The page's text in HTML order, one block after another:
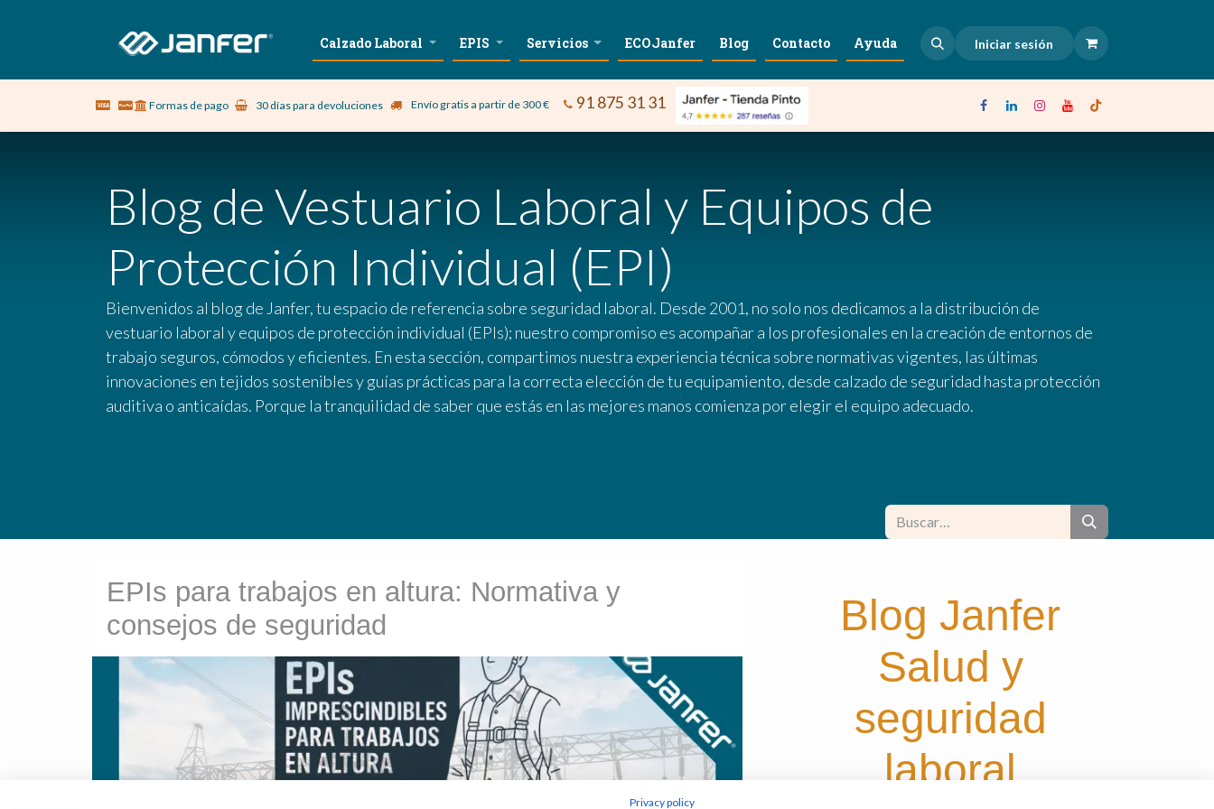
Sobre nosotros Vestuario Laboral Calzado Laboral EPIS Servicios ECOJanfer Blog Contacto Ayuda Iniciar sesión
Formas de pago 30 días para devoluciones Envío gratis a partir de 300 € 91 875 31 31
Blog de Vestuario Laboral y Equipos de
Protección Individual (EPI)
Bienvenidos al blog de Janfer, tu espacio de referencia sobre seguridad laboral. Desde 2001, no solo nos dedicamos a la distribución de
vestuario laboral y equipos de protección individual (EPIs); nuestro compromiso es acompañar a los profesionales en la creación de entornos de
trabajo seguros, cómodos y eficientes. En esta sección, compartimos nuestra experiencia técnica sobre normativas vigentes, las últimas
innovaciones en tejidos sostenibles y guías prácticas para la correcta elección de tu equipamiento, desde calzado de seguridad hasta protección
auditiva o anticaídas. Porque la tranquilidad de saber que estás en las mejores manos comienza por elegir el equipo adecuado.
EPIs para trabajos en altura: Normativa y
consejos de seguridad
Blog Janfer
Salud y
seguridad
laboral
Privacy policy